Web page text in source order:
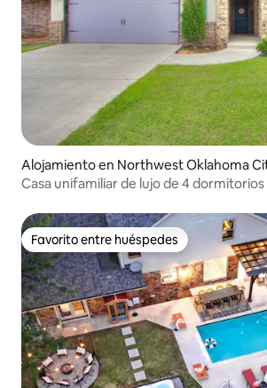
Alojamiento en Northwest Oklahoma
Casa unifamiliar de lujo de 4 dormitorios
Favorito entre huéspedes
Favorito entre huéspedes